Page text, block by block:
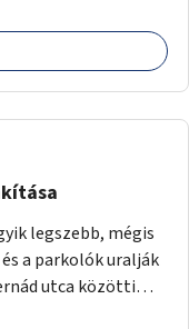
legszebb, mégis
a parkolók uralják
utca közötti